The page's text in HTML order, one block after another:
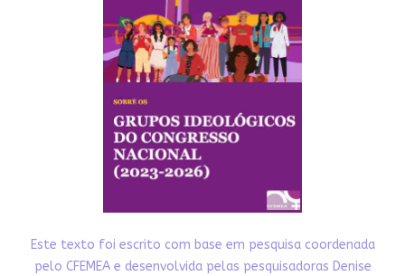
Este texto foi escrito com base em pesquisa coordenada
pelo CFEMEA e desenvolvida pelas pesquisadoras Denise